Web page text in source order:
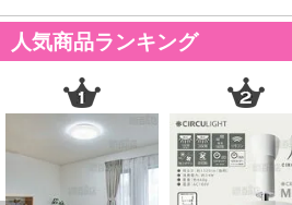
人気商品ランキング